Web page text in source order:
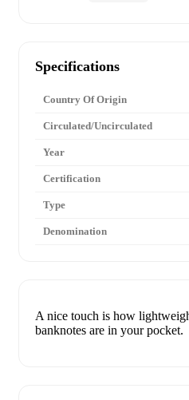
Specifications
Country Of Origin
Circulated/Uncirculated
Year
Certification
Type
Denomination
A nice touch is how
banknotes are in your pocket.